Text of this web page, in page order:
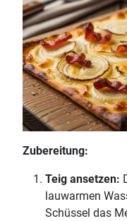
Zubereitung:
Teig ansetzen:
lauwarmen
Schüssel das